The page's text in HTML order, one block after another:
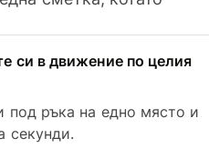
си в движение по целия
под ръка на едно място и
секунди.